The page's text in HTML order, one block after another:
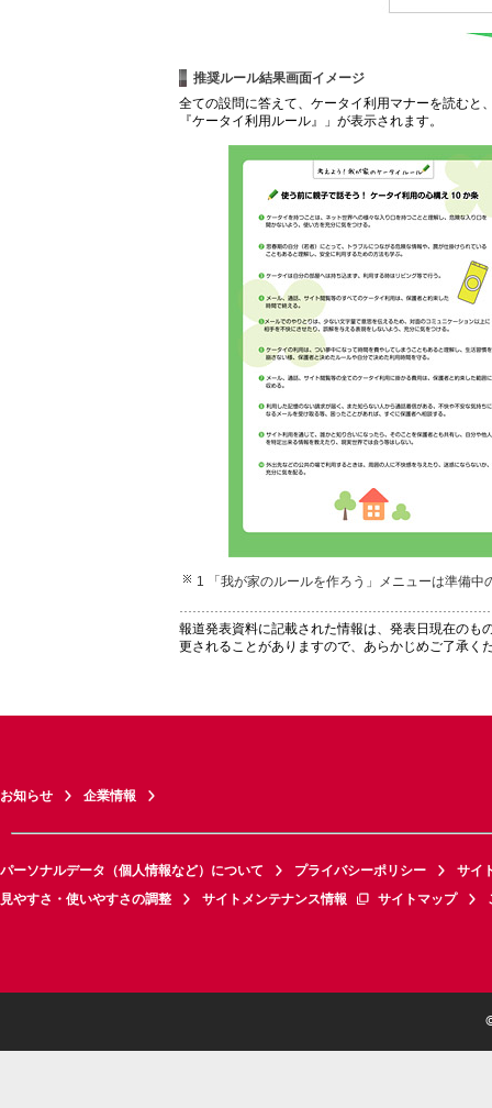
推奨ルール結果画面イメージ
全ての設問に答えて、ケータイ利用マナーを読むと
『ケータイ利用ルール』」が表示されます。
1 「我が家のルールを作ろう」メニューは準備
報道発表資料に記載された情報は、発表日現在のも
更されることがありますので、あらかじめご了承く
お知らせ 企業情報
パーソナルデータ（個人情報など）について プライバシーポリシー
サイ
見やすさ・使いやすさの調整
サイトメンテナンス情報 サイトマップ